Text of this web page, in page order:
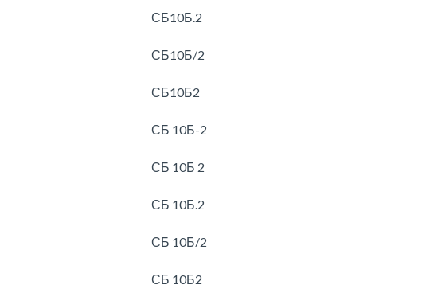
СБ10Б.2
СБ10Б/2
СБ10Б2
СБ 10Б-2
СБ 10Б 2
СБ 10Б.2
СБ 10Б/2
СБ 10Б2